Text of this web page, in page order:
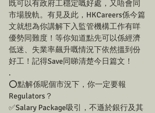
既可以有政府工穩定嘅好處，又唔會同
市場脫軌。有見及此，HKCareers係今篇
文就想為你講解下入監管機構工作有咩
優勢同難度！等你知道點先可以係經濟
低迷、失業率飆升嘅情況下依然搵到份
好工！記得Save同睇清楚今日篇文！
.
⭕️點解係呢個市況下，你一定要報
Regulators？
✅Salary Package吸引，不遜於銀行及其